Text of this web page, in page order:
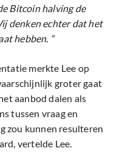
Bitcoin halving de
denken echter dat het
hebben. “
merkte Lee op
groter gaat
aanbod dalen als
tussen vraag en
zou kunnen resulteren
vertelde Lee.